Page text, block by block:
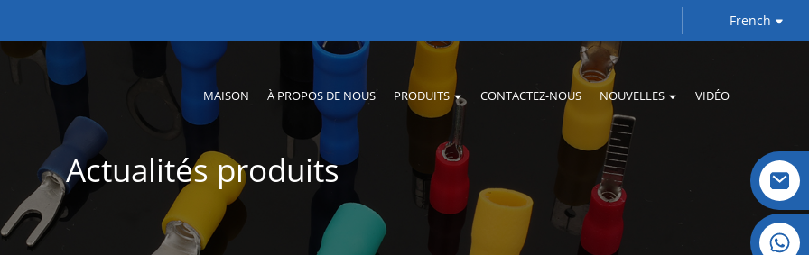
French
MAISON À PROPOS DE NOUS PRODUITS CONTACTEZ-NOUS NOUVELLES VIDÉO
Cristal : +86 19032081821
Actualités produits